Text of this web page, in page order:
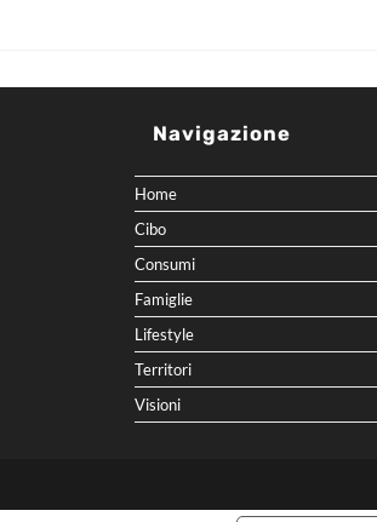
Navigazione
Home
Cibo
Consumi
Famiglie
Lifestyle
Territori
Visioni